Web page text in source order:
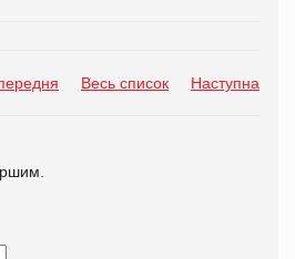
Весь список Наступна